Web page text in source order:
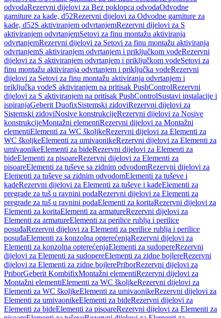
odvodaRezervni dijelovi za Bez poklopca odvodaOdvodne
garniture za kade, d52Rezervni dijelovi za Odvodne garniture za
kade, d52S aktiviranjem odvrtanjemRezervni dijelovi za S
aktiviranjem odvrtanjemSetovi za finu montažu aktiviranja
odvrtanjemRezervni dijelovi za Setovi za finu montažu aktiviranja
odvrtanjemS aktiviranjem odvrtanjem i priključkom vodeRezervni
dijelovi za S aktiviranjem odvrtanjem i priključkom vodeSetovi za
finu montažu aktiviranja odvrtanjem i priključka vodeRezervni
dijelovi za Setovi za finu montažu aktiviranja odvrtanjem i
priključka vodeS aktiviranjem na pritisak PushControlRezervni
dijelovi za S aktiviranjem na pritisak PushControlSustavi instalacije i
ispiranjaGeberit DuofixSistemski zidoviRezervni dijelovi za
Sistemski zidoviNosive konstrukcijeRezervni dijelovi za Nosive
konstrukcijeMontažni elementiRezervni dijelovi za Montažni
elementiElementi za WC školjkeRezervni dijelovi za Elementi za
WC školjkeElementi za umivaonikeRezervni dijelovi za Elementi za
umivaonikeElementi za bideRezervni dijelovi za Elementi za
bideElementi za pisoareRezervni dijelovi za Elementi za
pisoareElementi za tuševe sa zidnim odvodomRezervni dijelovi za
Elementi za tuševe sa zidnim odvodomElementi za tuševe i
kadeRezervni dijelovi za Elementi za tuševe i kadeElementi za
pregrade za tuš u ravnini podaRezervni dijelovi za Elementi za
pregrade za tuš u ravnini podaElementi za koritaRezervni dijelovi za
Elementi za koritaElementi za armatureRezervni dijelovi za
Elementi za armatureElementi za perilice rublja i perilice
posuđaRezervni dijelovi za Elementi za perilice rublja i perilice
posuđaElementi za konzolna opterećenjaRezervni dijelovi za
Elementi za konzolna opterećenjaElementi za sudopereRezervni
dijelovi za Elementi za sudopereElementi za zidne bojlereRezervni
dijelovi za Elementi za zidne bojlerePriborRezervni dijelovi za
PriborGeberit KombifixMontažni elementiRezervni dijelovi za
Montažni elementiElementi za WC školjkeRezervni dijelovi za
Elementi za WC školjkeElementi za umivaonikeRezervni dijelovi za
Elementi za umivaonikeElementi za bideRezervni dijelovi za
Elementi za bideElementi za pisoareRezervni dijelovi za Elementi za